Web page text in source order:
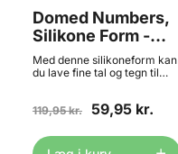
Domed Numbers,
Silikone Form -
Katy Sue^
Med denne silikoneform kan
du lave fine tal og tegn til
perfekte resultater hver
bruge og kan bruges med
sukkerpasta, blomsterpasta,
119,95 kr. 59,95 kr.